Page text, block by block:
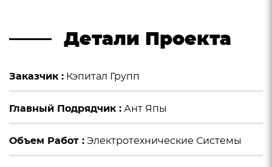
Детали Проекта
Заказчик : Кэпитал Групп
Главный Подрядчик : Ант Япы
Объем Работ : Электротехнические Системы